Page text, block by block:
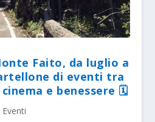
Faito, da luglio a
di eventi tra
e benessere 🗓
Eventi